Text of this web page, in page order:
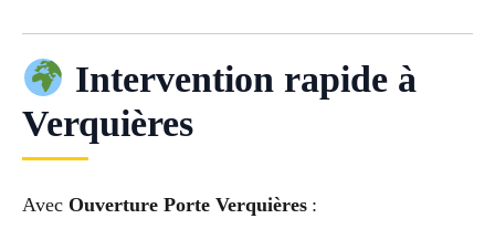
Intervention rapide à
Verquières
Avec Ouverture Porte Verquières :